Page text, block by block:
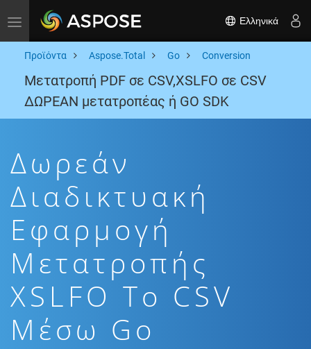
Toggle navigation Ελληνικά
Προϊόντα Aspose.Total Go Conversion
Μετατροπή PDF σε CSV,XSLFO σε CSV
ΔΩΡΕΑΝ μετατροπέας ή GO SDK
Δωρεάν
Διαδικτυακή
Εφαρμογή
Μετατροπής
XSLFO To CSV
Μέσω Go